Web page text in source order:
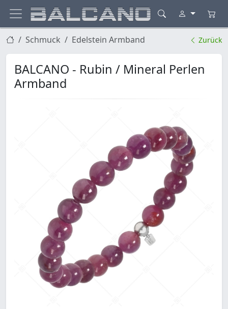
Schmuck Edelstein Armband Zurück
BALCANO - Rubin / Mineral Perlen
Armband